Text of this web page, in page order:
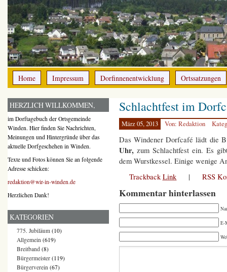
Home Impressum Dorfinnenentwicklung Ortssatzungen
Schlachtfest im
März 05, 2013 Von: Redaktion
Das Windener Dorfcafé lädt die
Uhr, zum Schlachtfest ein. Es
dem Wurstkessel. Einige wenige
TrackbackLink | RSS
Kommentar hinterlassen
E-
HERZLICH WILLKOMMEN,
im Dorftagebuch der Ortsgemeinde
Winden. Hier finden Sie Nachrichten,
Meinungen und Hintergründe über das
aktuelle Dorfgeschehen in Winden.
Texte und Fotos können Sie an folgende
Adresse schicken:
redaktion@wir-in-winden.de
Herzlichen Dank!
KATEGORIEN
775. Jubiläum (10)
Allgemein (619)
Breitband (8)
Bürgermeister (119)
Bürgerverein (67)